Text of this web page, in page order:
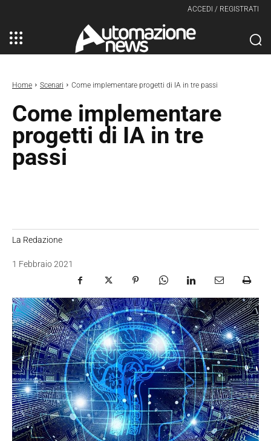
ACCEDI / REGISTRATI
Home Scenari Come implementare progetti di IA in tre passi
Come implementare
progetti di IA in tre
passi
La Redazione
1 Febbraio 2021